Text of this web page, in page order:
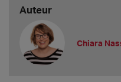
Auteur
Chiara